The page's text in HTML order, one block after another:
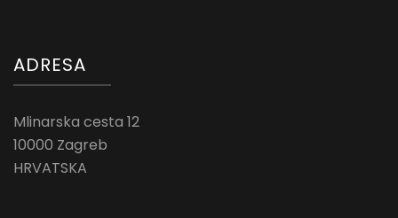
ADRESA
Mlinarska cesta 12
10000 Zagreb
HRVATSKA